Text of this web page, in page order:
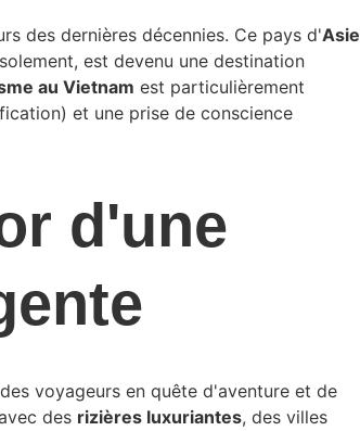
des dernières décennies. Ce pays d'Asie
est devenu une destination
au Vietnam est particulièrement
et une prise de conscience
d'une
voyageurs en quête d'aventure et de
des rizières luxuriantes, des villes